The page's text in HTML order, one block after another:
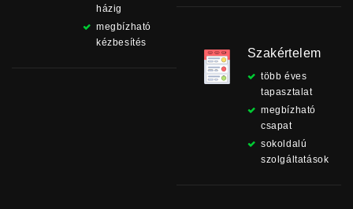
házig
megbízható
kézbesítés
Szakértelem
több éves
tapasztalat
megbízható
csapat
sokoldalú
szolgáltatások